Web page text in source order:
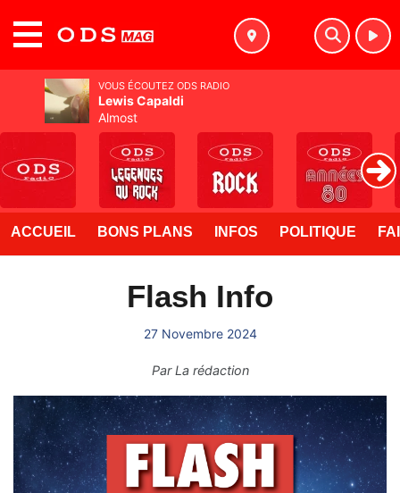
ACCUEIL BONS PLANS INFOS POLITIQUE
Flash Info
27 Novembre 2024
ParLa rédaction
VOUS ÉCOUTEZ ODS RADIO
Lewis Capaldi
Almost